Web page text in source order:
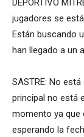
DEPORTIVO
jugadores se
Están buscando
han llegado a un
SASTRE: No
principal no está
momento ya que
esperando la